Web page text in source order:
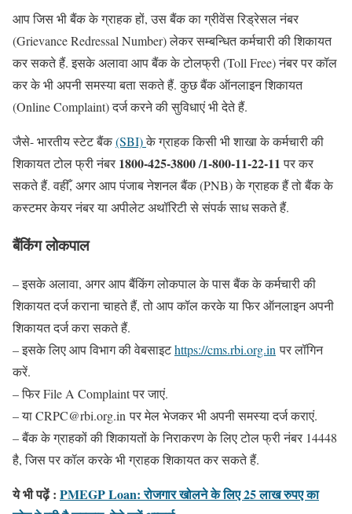
आप जिस भी बैंक के ग्राहक हों, उस बैंक का ग्रीवेंस रिड्रेसल नंबर
(Grievance Redressal Number) लेकर सम्बन्धित कर्मचारी की शिकायत
कर सकते हैं. इसके अलावा आप बैंक के टोलफ्री (Toll Free) नंबर पर कॉल
कर के भी अपनी समस्या बता सकते हैं. कुछ बैंक ऑनलाइन श‍िकायत
(Online Complaint) दर्ज करने की सुविधाएं भी देते हैं.
जैसे- भारतीय स्टेट बैंक(SBI)के ग्राहक किसी भी शाखा के कर्मचारी की
शिकायत टोल फ्री नंबर 1800-425-3800 /1-800-11-22-11पर कर
सकते हैं. वहीँ, अगर आप पंजाब नेशनल बैंक (PNB) के ग्राहक हैं तो बैंक के
कस्टमर केयर नंबर या अपीलेट अथॉरिटी से संपर्क साध सकते हैं.
बैंकिंग लोकपाल
– इसके अलावा, अगर आप बैंकिंग लोकपाल के पास बैंक के कर्मचारी की
शिकायत दर्ज कराना चाहते हैं, तो आप कॉल करके या फिर ऑनलाइन अपनी
शिकायत दर्ज करा सकते हैं.
– इसके लिए आप विभाग की वेबसाइटhttps://cms.rbi.org.in पर लॉगिन
करें.
– फिर File A Complaint पर जाएं.
– या CRPC@rbi.org.in पर मेल भेजकर भी अपनी समस्या दर्ज कराएं.
– बैंक के ग्राहकों की शिकायतों के निराकरण के लिए टोल फ्री नंबर 14448
है, जिस पर कॉल करके भी ग्राहक शिकायत कर सकते हैं.
ये भी पढ़ें : PMEGP Loan: रोजगार खोलने के लिए 25 लाख रुपए का